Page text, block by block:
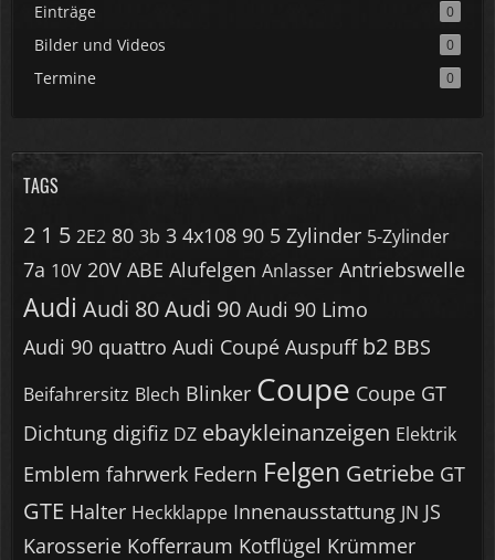
Einträge 0
Bilder und Videos 0
Termine 0
TAGS
2 1 5 2E2 80 3b 3 4x108 90 5 Zylinder 5-Zylinder
7a 10V 20V ABE Alufelgen Anlasser Antriebswelle
Audi Audi 80Audi 90 Audi 90 Limo
Audi 90 quattro Audi Coupé Auspuff b2 BBS
Beifahrersitz Blech Blinker Coupe Coupe GT
Dichtung digifiz DZ ebaykleinanzeigen Elektrik
Emblem fahrwerk Federn Felgen Getriebe GT
GTE Halter Heckklappe Innenausstattung JN JS
Karosserie Kofferraum Kotflügel Krümmer